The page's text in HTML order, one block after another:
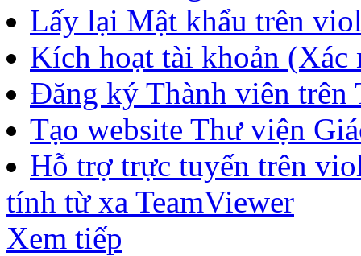
Lấy lại Mật khẩu trên
Kích hoạt tài khoản
Đăng ký Thành viên
Tạo website Thư viện
Hỗ trợ trực tuyến trên
tính từ xa TeamViewer
Xem tiếp